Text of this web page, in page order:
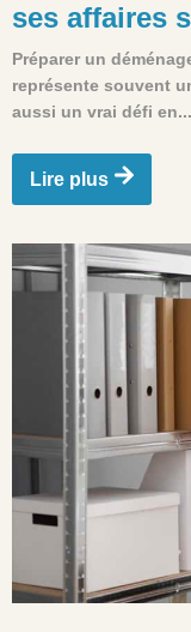
ses affaires
Préparer un
représente souvent
aussi un vrai défi en...
Lire plus